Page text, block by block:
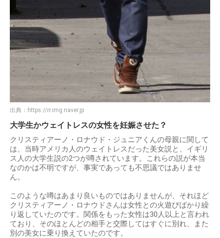
出典： https://rr.img.naver.jp
大学生かウェイトレスの女性を妊娠させた？
クリスティアーノ・ロナウド・ジュニアくんの母親に関して
は、当時アメリカ人のウェイトレスだった美女説と、イギリ
ス人の大学生説の2つが噂されています。これらの説が本当
なのかは不明ですが、事実であっても不思議ではありませ
ん。
このような噂はあまり良いものではありませんが、それほど
クリスティアーノ・ロナウドさんは女性との火遊びばかり繰
り返していたのです。関係をもった女性は30人以上と言われ
ており、そのほとんどの相手と交際してはすぐに別れ、また
別の美女に乗り換えていたのです。